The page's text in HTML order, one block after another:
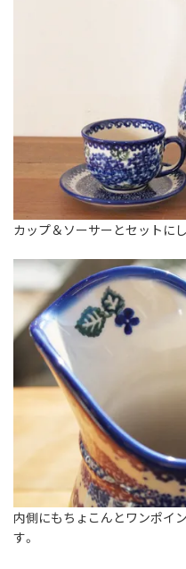
カップ＆ソーサーとセットに
内側にもちょこんとワンポイ
す。